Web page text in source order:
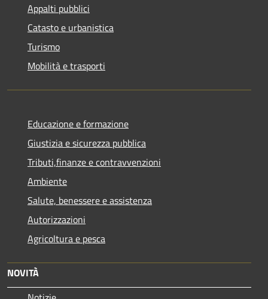
Appalti pubblici
Catasto e urbanistica
Turismo
Mobilità e trasporti
Educazione e formazione
Giustizia e sicurezza pubblica
Tributi,finanze e contravvenzioni
Ambiente
Salute, benessere e assistenza
Autorizzazioni
Agricoltura e pesca
NOVITÀ